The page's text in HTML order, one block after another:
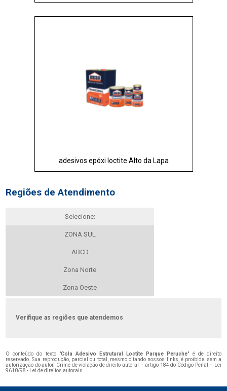
adesivos epóxi loctite Alto da Lapa
Regiões de Atendimento
Selecione:
ZONA SUL
ABCD
Zona Norte
Zona Oeste
Verifique as regiões que atendemos
O conteúdo do texto "Cola Adesivo Estrutural Loctite Parque Peruche" é de direito
reservado. Sua reprodução, parcial ou total, mesmo citando nossos links, é proibida sem a
autorização do autor. Crime de violação de direito autoral – artigo 184 do Código Penal –
Lei
9610/98 - Lei de direitos autorais